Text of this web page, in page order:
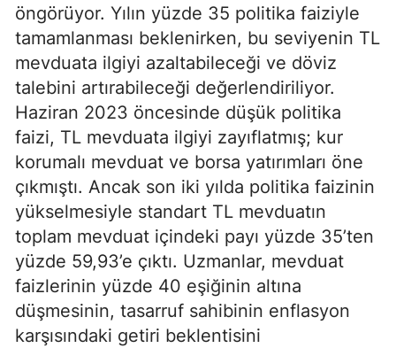
öngörüyor. Yılın yüzde 35 politika faiziyle
tamamlanması beklenirken, bu seviyenin TL
mevduata ilgiyi azaltabileceği ve döviz
talebini artırabileceği değerlendiriliyor.
Haziran 2023 öncesinde düşük politika
faizi, TL mevduata ilgiyi zayıflatmış; kur
korumalı mevduat ve borsa yatırımları öne
çıkmıştı. Ancak son iki yılda politika faizinin
yükselmesiyle standart TL mevduatın
toplam mevduat içindeki payı yüzde 35’ten
yüzde 59,93’e çıktı. Uzmanlar, mevduat
faizlerinin yüzde 40 eşiğinin altına
düşmesinin, tasarruf sahibinin enflasyon
karşısındaki getiri beklentisini